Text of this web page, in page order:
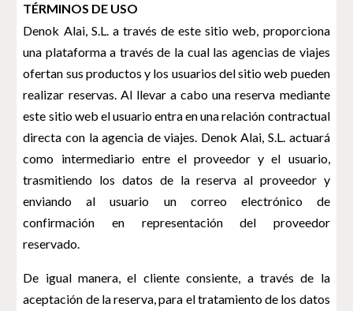
TÉRMINOS DE USO
Denok Alai, S.L. a través de este sitio web, proporciona
una plataforma a través de la cual las agencias de viajes
ofertan sus productos y los usuarios del sitio web pueden
realizar reservas. Al llevar a cabo una reserva mediante
este sitio web el usuario entra en una relación contractual
directa con la agencia de viajes. Denok Alai, S.L. actuará
como intermediario entre el proveedor y el usuario,
trasmitiendo los datos de la reserva al proveedor y
enviando al usuario un correo electrónico de
confirmación en representación del proveedor
reservado.
De igual manera, el cliente consiente, a través de la
aceptación de la reserva, para el tratamiento de los datos